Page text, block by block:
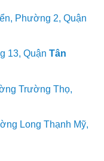
Phường 2, Quận
13, Quận Tân
Trường Thọ,
Long Thạnh Mỹ,